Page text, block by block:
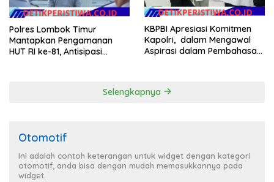
Polres Lombok Timur
Mantapkan Pengamanan
HUT RI ke-81, Antisipasi
KBPBI Apresiasi Komitmen
Kapolri, dalam Mengawal
Aspirasi dalam Pembahasan
Selengkapnya
Otomotif
Ini adalah contoh keterangan untuk widget dengan kategori
otomotif, anda bisa dengan mudah memasukkannya pada
widget.